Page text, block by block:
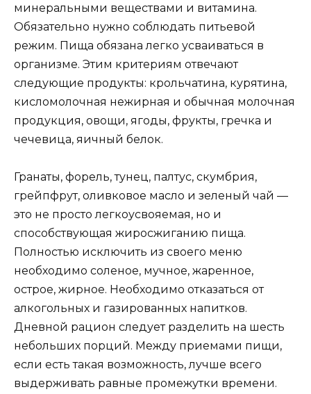
минеральными веществами и витамина.
Обязательно нужно соблюдать питьевой
режим. Пища обязана легко усваиваться в
организме. Этим критериям отвечают
следующие продукты: крольчатина, курятина,
кисломолочная нежирная и обычная молочная
продукция, овощи, ягоды, фрукты, гречка и
чечевица, яичный белок.
Гранаты, форель, тунец, палтус, скумбрия,
грейпфрут, оливковое масло и зеленый чай —
это не просто легкоусвояемая, но и
способствующая жиросжиганию пища.
Полностью исключить из своего меню
необходимо соленое, мучное, жаренное,
острое, жирное. Необходимо отказаться от
алкогольных и газированных напитков.
Дневной рацион следует разделить на шесть
небольших порций. Между приемами пищи,
если есть такая возможность, лучше всего
выдерживать равные промежутки времени.